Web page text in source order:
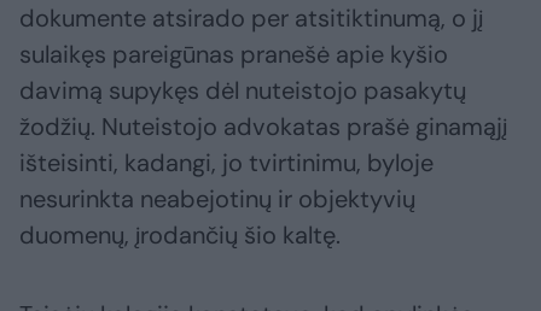
dokumente atsirado per atsitiktinumą, o jį
sulaikęs pareigūnas pranešė apie kyšio
davimą supykęs dėl nuteistojo pasakytų
žodžių. Nuteistojo advokatas prašė ginamąjį
išteisinti, kadangi, jo tvirtinimu, byloje
nesurinkta neabejotinų ir objektyvių
duomenų, įrodančių šio kaltę.